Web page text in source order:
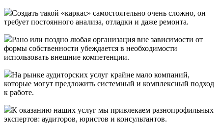
Создать такой «каркас» самостоятельно очень сложно, он
требует постоянного анализа, отладки и даже ремонта.
Рано или поздно любая организация вне зависимости от
формы собственности убеждается в необходимости
использовать внешние компетенции.
На рынке аудиторских услуг крайне мало компаний,
которые могут предложить системный и комплексный подход
к работе.
К оказанию наших услуг мы привлекаем разнопрофильных
экспертов: аудиторов, юристов и консультантов.